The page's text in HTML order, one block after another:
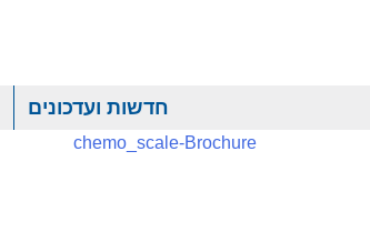
חדשות ועדכונים
chemo_scale-Brochure